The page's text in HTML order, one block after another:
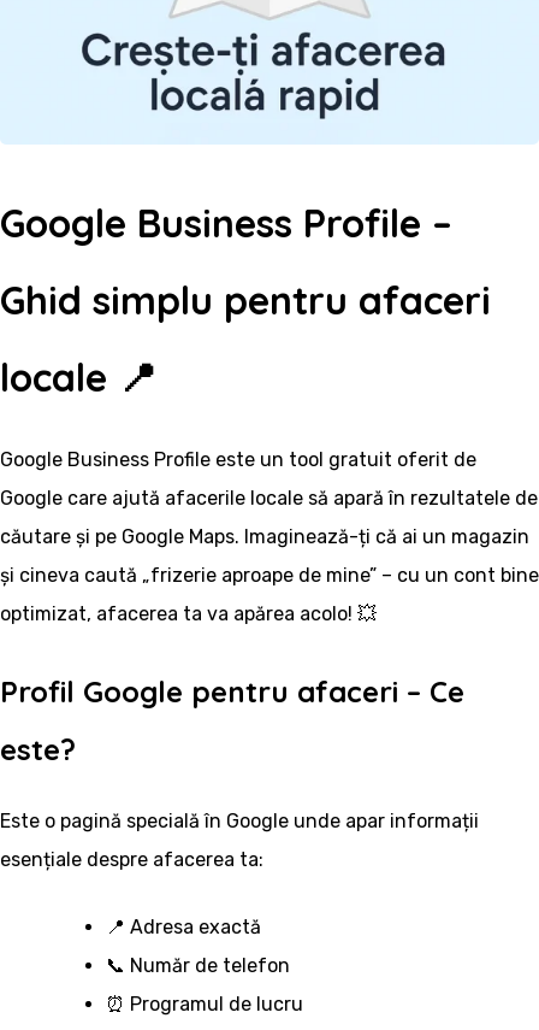
Google Business Profile –
Ghid simplu pentru afaceri
locale 📍
Google Business Profile este un tool gratuit oferit de
Google care ajută afacerile locale să apară în rezultatele de
căutare și pe Google Maps. Imaginează-ți că ai un magazin
și cineva caută „frizerie aproape de mine” – cu un cont bine
optimizat, afacerea ta va apărea acolo! 💥
Profil Google pentru afaceri – Ce
este?
Este o pagină specială în Google unde apar informații
esențiale despre afacerea ta:
📍 Adresa exactă
📞 Număr de telefon
⏰ Programul de lucru